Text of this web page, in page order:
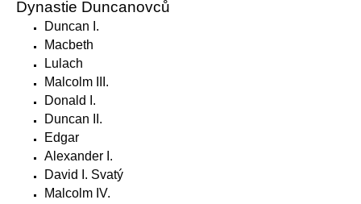
Dynastie Duncanovců
Duncan I.
Macbeth
Lulach
Malcolm III.
Donald I.
Duncan II.
Edgar
Alexander I.
David I. Svatý
Malcolm IV.